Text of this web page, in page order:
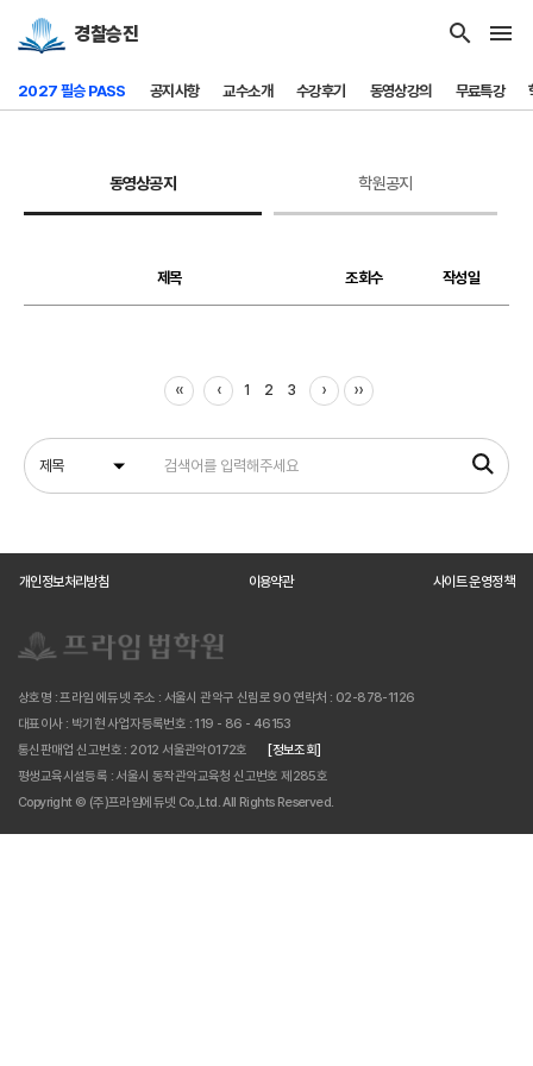
경찰승진 search menu
2027 필승 PASS 공지사항 교수소개 수강후기 동영상강의 무료특강
동영상공지 학원공지
제목 조회수 작성일
‹‹ ‹ 1 2 3 › ››
개인정보처리방침 이용약관 사이트 운영정책
상호명 : 프라임 에듀넷 주소 : 서울시 관악구 신림로 90 연락처 : 02-878-1126
대표이사 : 박기현 사업자등록번호 : 119 - 86 - 46153
통신판매업 신고번호 : 2012 서울관악0172호
[정보조회]
평생교육시설등록 : 서울시 동작관악교육청 신고번호 제285호
Copyright © (주)프라임에듀넷 Co.,Ltd. All Rights Reserved.